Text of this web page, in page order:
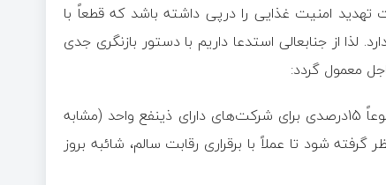
تهدید امنیت غذایی را درپی داشته باشد که قطعاً با
لذا از جنابعالی استدعا داریم با دستور بازنگری جدی
معمول گردد:
1. سقف مشخص و منطقی سهمیه 10درصدی برای هر شرکت و مجموعاً 15درصدی برای شرکت‌های دارای ذینفع واحد (مشابه
شود تا عملاً با برقراری رقابت سالم، شائبه بروز